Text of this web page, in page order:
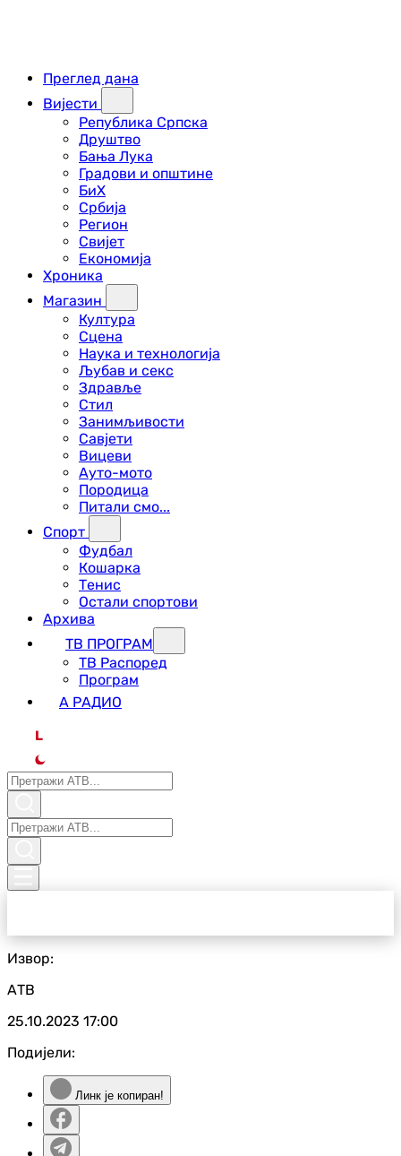
Преглед дана
Вијести
Република Српска
Друштво
Бања Лука
Градови и општине
БиХ
Србија
Регион
Свијет
Економија
Хроника
Магазин
Култура
Сцена
Наука и технологија
Љубав и секс
Здравље
Стил
Занимљивости
Савјети
Вицеви
Ауто-мото
Породица
Питали смо...
Спорт
Фудбал
Кошарка
Тенис
Остали спортови
Архива
ТВ ПРОГРАМ
ТВ Распоред
Програм
А РАДИО
L
Извор:
АТВ
25.10.2023 17:00
Подијели:
Линк је копиран!